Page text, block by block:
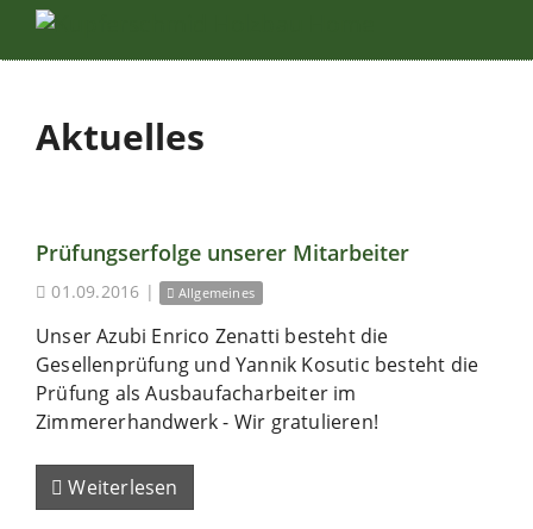
Aktuelles
Prüfungserfolge unserer Mitarbeiter
01.09.2016 | Allgemeines
Unser Azubi Enrico Zenatti besteht die
Gesellenprüfung und Yannik Kosutic besteht die
Prüfung als Ausbaufacharbeiter im
Zimmererhandwerk - Wir gratulieren!
Weiterlesen